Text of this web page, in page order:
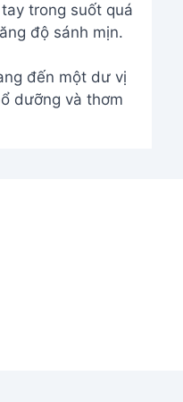
trong suốt quá
độ sánh mịn.
đến một dư vị
dưỡng và thơm